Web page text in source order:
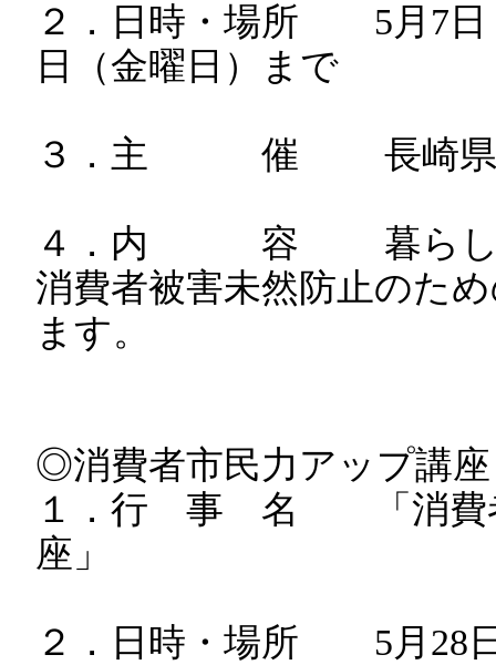
２．日時・場所 5月7日
日（金曜日）まで
３．主 催 長崎県
４．内 容 暮らしの
消費者被害未然防止のた
ます。
◎消費者市民力アップ講座
１．行 事 名 「消費者
座」
２．日時・場所 5月28日